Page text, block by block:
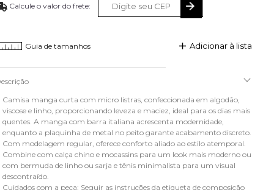
Guia de tamanhos Adicionar à lista
Camisa manga curta com micro listras, confeccionada em algodão,
viscose e linho, proporcionando leveza e maciez, ideal para os dias mais
quentes. A manga com barra italiana acrescenta modernidade,
enquanto a plaquinha de metal no peito garante acabamento discreto.
Com modelagem regular, oferece conforto aliado ao estilo atemporal.
Combine com calça chino e mocassins para um look mais moderno ou
com bermuda de linho ou sarja e tênis minimalista para um visual
descontraído.
Cuidados com a peça: Seguir as instruções da etiqueta de composição